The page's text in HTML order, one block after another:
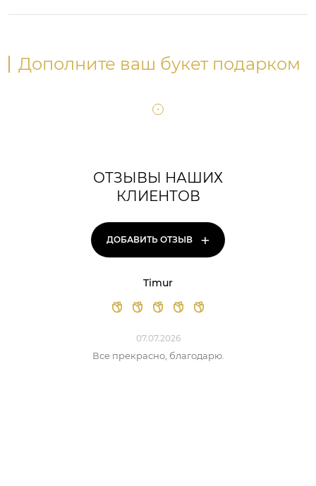
Дополните ваш букет подарком
ОТЗЫВЫ НАШИХ
КЛИЕНТОВ
ДОБАВИТЬ ОТЗЫВ +
Timur
07.07.2026
Все прекрасно, благодарю.